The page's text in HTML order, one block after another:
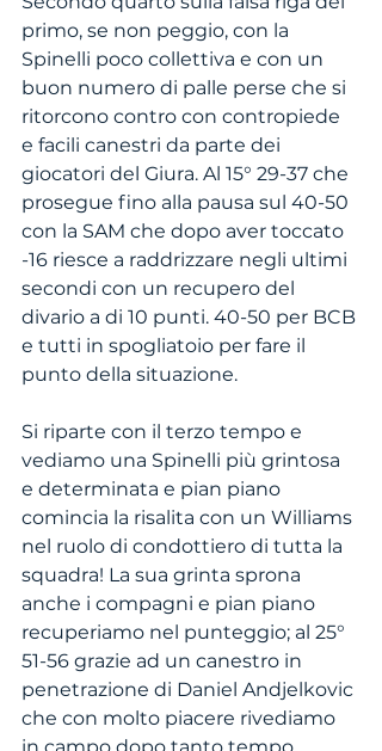
primo, se non peggio, con la
Spinelli poco collettiva e con un
buon numero di palle perse che si
ritorcono contro con contropiede
e facili canestri da parte dei
giocatori del Giura. Al 15° 29-37 che
prosegue fino alla pausa sul 40-50
con la SAM che dopo aver toccato
-16 riesce a raddrizzare negli ultimi
secondi con un recupero del
divario a di 10 punti. 40-50 per BCB
e tutti in spogliatoio per fare il
punto della situazione.
Si riparte con il terzo tempo e
vediamo una Spinelli più grintosa
e determinata e pian piano
comincia la risalita con un Williams
nel ruolo di condottiero di tutta la
squadra! La sua grinta sprona
anche i compagni e pian piano
recuperiamo nel punteggio; al 25°
51-56 grazie ad un canestro in
penetrazione di Daniel Andjelkovic
che con molto piacere rivediamo